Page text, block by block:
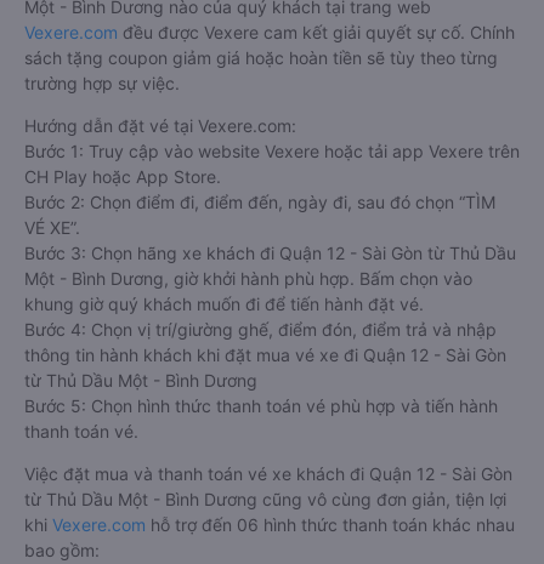
Một - Bình Dương nào của quý khách tại trang web
Vexere.com đều được Vexere cam kết giải quyết sự cố. Chính
sách tặng coupon giảm giá hoặc hoàn tiền sẽ tùy theo từng
trường hợp sự việc.
Hướng dẫn đặt vé tại Vexere.com:
Bước 1: Truy cập vào website Vexere hoặc tải app Vexere trên
CH Play hoặc App Store.
Bước 2: Chọn điểm đi, điểm đến, ngày đi, sau đó chọn “TÌM
VÉ XE”.
Bước 3: Chọn hãng xe khách đi Quận 12 - Sài Gòn từ Thủ Dầu
Một - Bình Dương, giờ khởi hành phù hợp. Bấm chọn vào
khung giờ quý khách muốn đi để tiến hành đặt vé.
Bước 4: Chọn vị trí/giường ghế, điểm đón, điểm trả và nhập
thông tin hành khách khi đặt mua vé xe đi Quận 12 - Sài Gòn
từ Thủ Dầu Một - Bình Dương
Bước 5: Chọn hình thức thanh toán vé phù hợp và tiến hành
thanh toán vé.
Việc đặt mua và thanh toán vé xe khách đi Quận 12 - Sài Gòn
từ Thủ Dầu Một - Bình Dương cũng vô cùng đơn giản, tiện lợi
khi Vexere.com hỗ trợ đến 06 hình thức thanh toán khác nhau
bao gồm: